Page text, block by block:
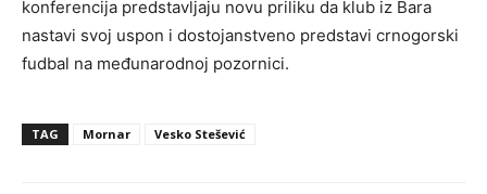
konferencija predstavljaju novu priliku da klub iz Bara
nastavi svoj uspon i dostojanstveno predstavi crnogorski
fudbal na međunarodnoj pozornici.
TAG Mornar Vesko Stešević